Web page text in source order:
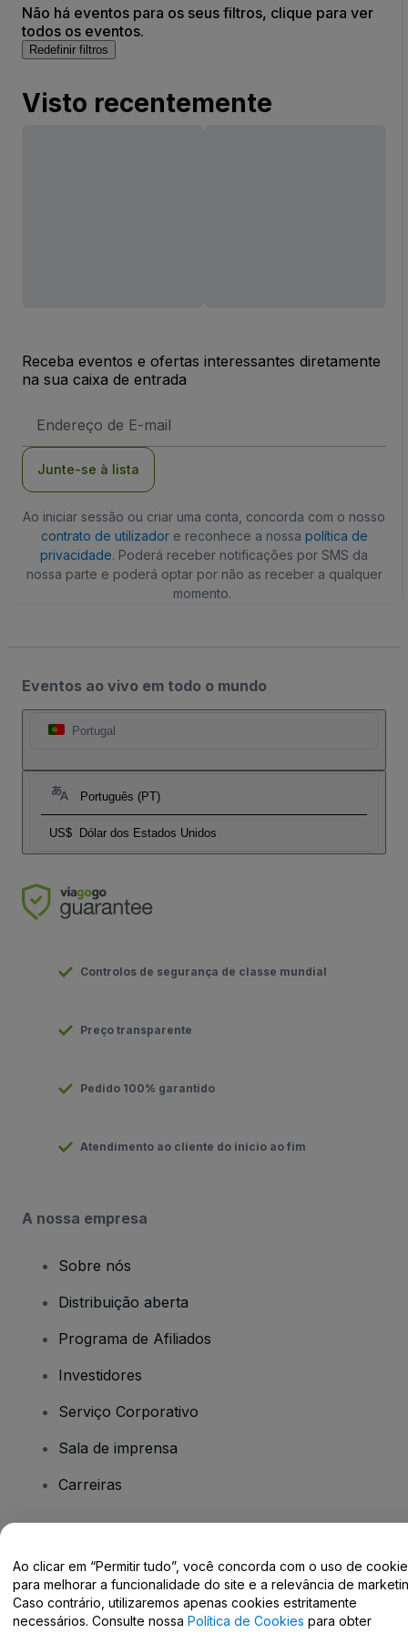
Não há eventos para os seus filtros, clique para ver
todos os eventos.
Redefinir filtros
Visto recentemente
Receba eventos e ofertas interessantes diretamente
na sua caixa de entrada
de
Junte-se à lista
Ao iniciar sessão ou criar uma conta, concorda com o nosso
contrato de utilizadore reconhece a nossa política de
privacidade. Poderá receber notificações por SMS da
nossa parte e poderá optar por não as receber a qualquer
momento.
Eventos ao vivo em todo o mundo
Portugal
Português (PT)
US$ Dólar dos Estados Unidos
Controlos de segurança de classe mundial
Preço transparente
Pedido 100% garantido
Atendimento ao cliente do início ao fim
A nossa empresa
Sobre nós
Distribuição aberta
Programa de Afiliados
Investidores
Serviço Corporativo
Sala de imprensa
Carreiras
Centro de Ajuda / Fale Conosco
Ao clicar em “Permitir tudo”, você concorda com o uso de
para melhorar a funcionalidade do site e a relevância de
Caso contrário, utilizaremos apenas cookies estritamente
necessários. Consulte nossa Política de Cookies para obter